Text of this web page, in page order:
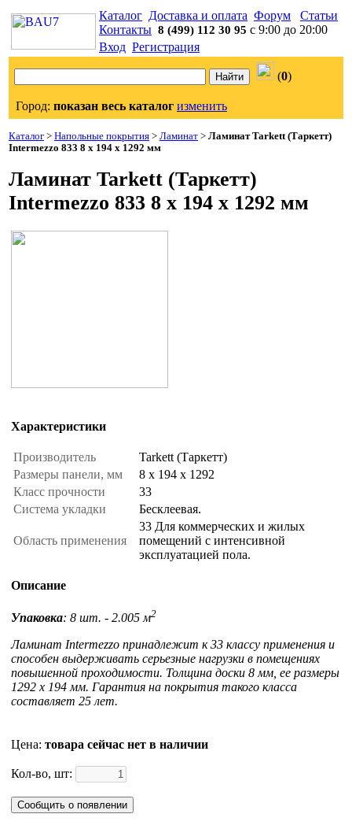
Каталог Доставка и оплата Форум
Статьи
Контакты 8 (499) 112 30 95 с 9:00 до 20:00
Вход Регистрация
(0)
Город: показан весь каталог изменить
Каталог > Напольные покрытия > Ламинат > Ламинат Tarkett (Таркетт)
Intermezzo 833 8 x 194 x 1292 мм
Ламинат Tarkett (Таркетт)
Intermezzo 833 8 x 194 x 1292 мм
Характеристики
Производитель
Tarkett (Таркетт)
Размеры панели, мм
8 x 194 x 1292
Класс прочности
33
Система укладки
Бесклеевая.
Область применения
33 Для коммерческих и жилых
помещений с интенсивной
эксплуатацией пола.
Описание
Упаковка: 8 шт. - 2.005 м2
Ламинат Intermezzo принадлежит к 33 классу применения и
способен выдерживать серьезные нагрузки в помещениях
повышенной проходимости. Толщина доски 8 мм, ее размеры
1292 х 194 мм. Гарантия на покрытия такого класса
составляет 25 лет.
Цена: товара сейчас нет в наличии
Кол-во, шт:
Сообщить о появлении